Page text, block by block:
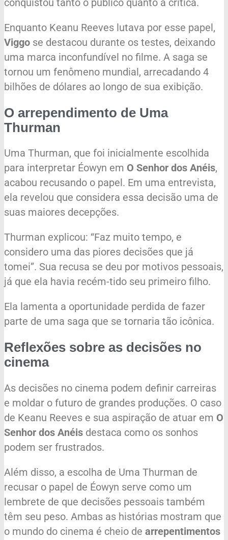
conquistou tanto o público quanto a crítica.
Enquanto Keanu Reeves lutava por esse papel,
Viggo se destacou durante os testes, deixando
uma marca inconfundível no filme. A saga se
tornou um fenômeno mundial, arrecadando 4
bilhões de dólares ao longo de sua exibição.
O arrependimento de Uma
Thurman
Uma Thurman, que foi inicialmente escolhida
para interpretar Éowyn em O Senhor dos Anéis,
acabou recusando o papel. Em uma entrevista,
ela revelou que considera essa decisão uma de
suas maiores decepções.
Thurman explicou: “Faz muito tempo, e
considero uma das piores decisões que já
tomei”. Sua recusa se deu por motivos pessoais,
já que ela havia recém-tido seu primeiro filho.
Ela lamenta a oportunidade perdida de fazer
parte de uma saga que se tornaria tão icônica.
Reflexões sobre as decisões no
cinema
As decisões no cinema podem definir carreiras
e moldar o futuro de grandes produções. O caso
de Keanu Reeves e sua aspiração de atuar em O
Senhor dos Anéis destaca como os sonhos
podem ser frustrados.
Além disso, a escolha de Uma Thurman de
recusar o papel de Éowyn serve como um
lembrete de que decisões pessoais também
têm seu peso. Ambas as histórias mostram que
o mundo do cinema é cheio de arrepentimentos